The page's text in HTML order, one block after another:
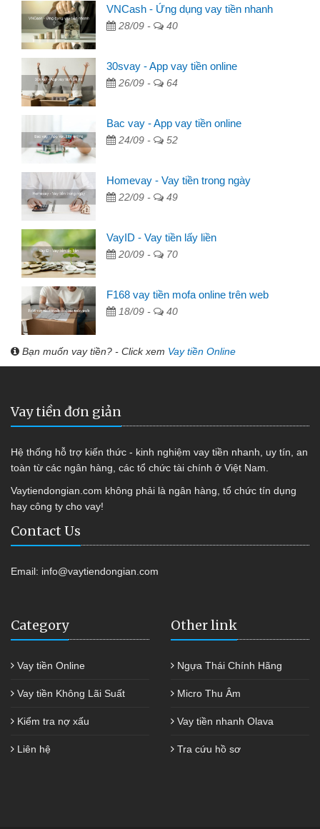
VNCash - Ứng dụng vay tiền nhanh
28/09 - 40
30svay - App vay tiền online
26/09 - 64
Bac vay - App vay tiền online
24/09 - 52
Homevay - Vay tiền trong ngày
22/09 - 49
VayID - Vay tiền lấy liền
20/09 - 70
F168 vay tiền mofa online trên web
18/09 - 40
Bạn muốn vay tiền? - Click xem Vay tiền Online
Vay tiền đơn giản
Hệ thống hỗ trợ kiến thức - kinh nghiệm vay tiền nhanh, uy tín, an
toàn từ các ngân hàng, các tổ chức tài chính ở Việt Nam.
Vaytiendongian.com không phải là ngân hàng, tổ chức tín dụng
hay công ty cho vay!
Contact Us
Email: info@vaytiendongian.com
Category
Vay tiền Online
Vay tiền Không Lãi Suất
Kiểm tra nợ xấu
Liên hệ
Other link
Ngựa Thái Chính Hãng
Micro Thu Âm
Vay tiền nhanh Olava
Tra cứu hồ sơ